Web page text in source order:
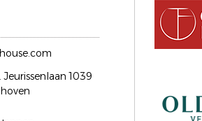
Jeurissenlaan 1039